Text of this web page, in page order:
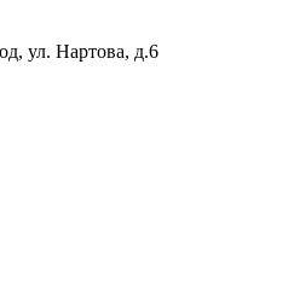
ул. Нартова, д.6